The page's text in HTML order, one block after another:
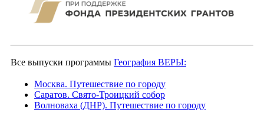
Все выпуски программы География ВЕРЫ:
Москва. Путешествие по городу
Саратов. Свято-Троицкий собор
Волноваха (ДНР). Путешествие по городу